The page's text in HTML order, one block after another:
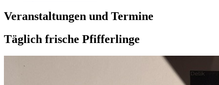
Veranstaltungen und Termine
Täglich frische Pfifferlinge